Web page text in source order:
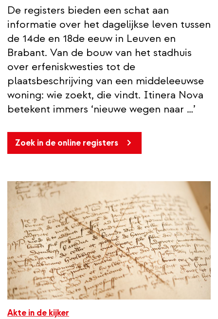
De registers bieden een schat aan
informatie over het dagelijkse leven tussen
de 14de en 18de eeuw in Leuven en
Brabant. Van de bouw van het stadhuis
over erfeniskwesties tot de
plaatsbeschrijving van een middeleeuwse
woning: wie zoekt, die vindt. Itinera Nova
betekent immers ‘nieuwe wegen naar …’
Zoek in de online registers
Akte in de kijker